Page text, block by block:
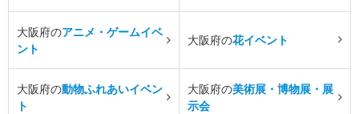
大阪府のアニメ・ゲームイベ
ント
大阪府の花イベント
大阪府の動物ふれあいイベン
ト
大阪府の美術展・博物展・展
示会